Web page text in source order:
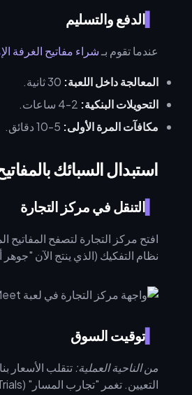
الدفع والتسليم
عندما تقوم بـشراء مفاتيح الغرفة
المعالجة داخل اللعبة:
التحويلات البنكية:
مكافآت المرة الأولى:
استبدال السبائك
التنقل في مركز التجارة
نظام التفكيك (الذي ينتج الآن
توقيت السوق
من الناحية العملية: تتقلب الأسعار
التعيين. تغمر "تجارب المسار" (Path Trials) السوق بـ 150,000 سبيكة ذهبية عند الإكمال الأول، مما يؤدي إلى انخفاض الأسعار.